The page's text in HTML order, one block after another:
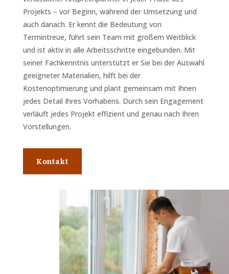
Projekts – vor Beginn, während der Umsetzung und
auch danach. Er kennt die Bedeutung von
Termintreue, führt sein Team mit großem Weitblick
und ist aktiv in alle Arbeitsschritte eingebunden. Mit
seiner Fachkenntnis unterstützt er Sie bei der Auswahl
geeigneter Materialien, hilft bei der
Kostenoptimierung und plant gemeinsam mit Ihnen
jedes Detail Ihres Vorhabens. Durch sein Engagement
verläuft jedes Projekt effizient und genau nach Ihren
Vorstellungen.
Kontakt